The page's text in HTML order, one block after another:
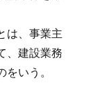
は、事業主
、建設業務
いう。